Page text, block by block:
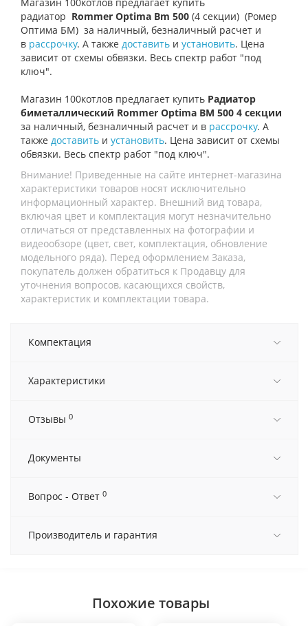
радиатор Rommer Optima Bm 500 (4 секции) (Ромер
Оптима БМ) за наличный, безналичный расчет и
в рассрочку. А также доставить и установить. Цена
зависит от схемы обвязки. Весь спектр работ "под
ключ".
Магазин 100котлов предлагает купить Радиатор
биметаллический Rommer Optima BM 500 4 секции
за наличный, безналичный расчет и в рассрочку. А
также доставить и установить. Цена зависит от схемы
обвязки. Весь спектр работ "под ключ".
Внимание! Приведенные на сайте интернет-магазина
характеристики товаров носят исключительно
информационный характер. Внешний вид товара,
включая цвет и комплектация могут незначительно
отличаться от представленных на фотографии и
видеообзоре (цвет, свет, комплектация, обновление
модельного ряда). Перед оформлением Заказа,
покупатель должен обратиться к Продавцу для
уточнения вопросов, касающихся свойств,
характеристик и комплектации товара.
Компектация
Характеристики
Отзывы 0
Документы
Вопрос - Ответ 0
Производитель и гарантия
Похожие товары